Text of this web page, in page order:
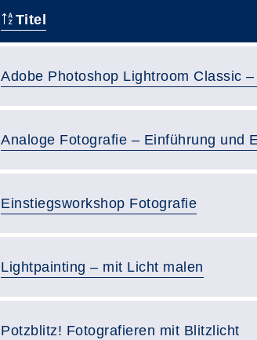
Titel
Adobe Photoshop Lightroom Classic
Analoge Fotografie – Einführung und
Einstiegsworkshop Fotografie
Lightpainting – mit Licht malen
Potzblitz! Fotografieren mit Blitzlicht